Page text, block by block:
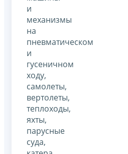
и
механизмы
на
пневматическом
и
гусеничном
ходу,
самолеты,
вертолеты,
теплоходы,
яхты,
парусные
суда,